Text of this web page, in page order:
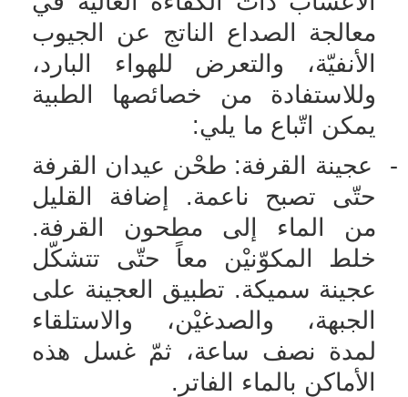
معالجة الصداع الناتج عن الجيوب
الأنفيّة، والتعرض للهواء البارد،
وللاستفادة من خصائصها الطبية
يمكن اتّباع ما يلي:
-
عجينة القرفة: طحْن عيدان القرفة
حتّى تصبح ناعمة. إضافة القليل
من الماء إلى مطحون القرفة.
خلط المكوّنيْن معاً حتّى تتشكّل
عجينة سميكة. تطبيق العجينة على
الجبهة، والصدغيْن، والاستلقاء
لمدة نصف ساعة، ثمّ غسل هذه
الأماكن بالماء الفاتر.